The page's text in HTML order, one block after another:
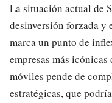
La situación actual de
desinversión forzada y
marca un punto de
empresas más
móviles pende de
estratégicas, que